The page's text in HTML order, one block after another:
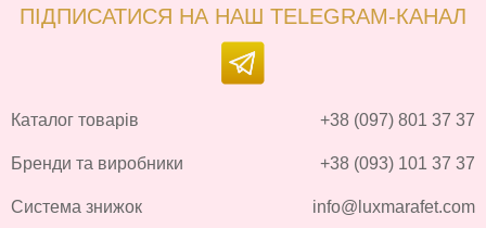
ПІДПИСАТИСЯ НА НАШ TELEGRAM-КАНАЛ
Каталог товарів
Бренди та виробники
Система знижок
+38 (097) 801 37 37
+38 (093) 101 37 37
info@luxmarafet.com